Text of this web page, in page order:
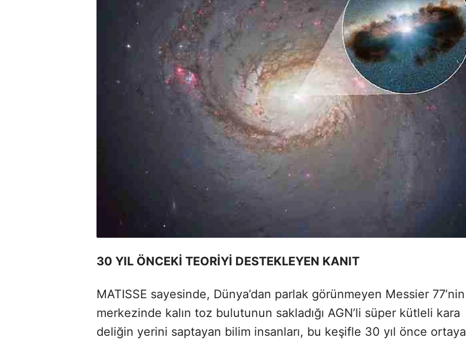
30 YIL ÖNCEKİ TEORİYİ DESTEKLEYEN KANIT
MATISSE sayesinde, Dünya’dan parlak görünmeyen Messier 77’nin
merkezinde kalın toz bulutunun sakladığı AGN’li süper kütleli kara
deliğin yerini saptayan bilim insanları, bu keşifle 30 yıl önce ortaya